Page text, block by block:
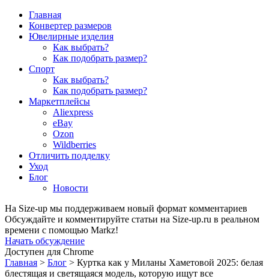
Главная
Конвертер размеров
Ювелирные изделия
Как выбрать?
Как подобрать размер?
Спорт
Как выбрать?
Как подобрать размер?
Маркетплейсы
Aliexpress
eBay
Ozon
Wildberries
Отличить подделку
Уход
Блог
Новости
На Size-up мы поддерживаем новый формат комментариев
Обсуждайте и комментируйте статьи на Size-up.ru в реальном
времени с помощью Markz!
Начать обсуждение
Доступен для Chrome
Главная > Блог > Куртка как у Миланы Хаметовой 2025: белая
блестящая и светящаяся модель, которую ищут все